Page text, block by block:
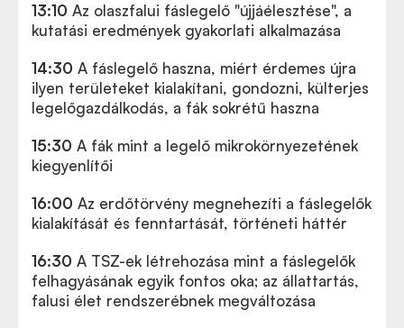
13:10 Az olaszfalui fáslegelő "újjáélesztése", a
kutatási eredmények gyakorlati alkalmazása
14:30 A fáslegelő haszna, miért érdemes újra
ilyen területeket kialakítani, gondozni, külterjes
legelőgazdálkodás, a fák sokrétű haszna
15:30 A fák mint a legelő mikrokörnyezetének
kiegyenlítői
16:00 Az erdőtörvény megnehezíti a fáslegelők
kialakítását és fenntartását, történeti háttér
16:30 A TSZ-ek létrehozása mint a fáslegelők
felhagyásának egyik fontos oka; az állattartás,
falusi élet rendszerébnek megváltozása